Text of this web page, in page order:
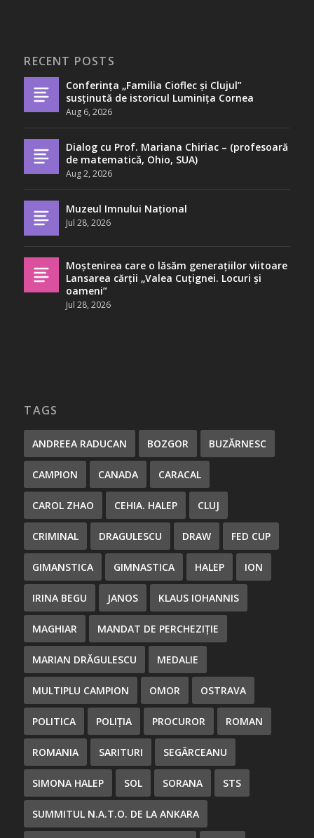
RECENT POSTS
Conferința „Familia Cioflec și Clujul”
susținută de istoricul Luminița Cornea
Aug 6, 2026
Dialog cu Prof. Mariana Chiriac – (profesoară
de matematică, Ohio, SUA)
Aug 2, 2026
Muzeul Imnului Național
Jul 28, 2026
Moștenirea care o lăsăm generațiilor viitoare
Lansarea cărții „Valea Cuțignei. Locuri și
oameni”
Jul 28, 2026
TAGS
ANDREEA RADUCAN BOZGOR BUZĂRNESC
CAMPION CANADA CARACAL
CAROL ZHAO CEHIA. HALEP CLUJ
CRIMINAL DRAGULESCU DRAW FED CUP
GIMANSTICA GIMNASTICA HALEP ION
IRINA BEGU JANOS KLAUS IOHANNIS
MAGHIAR MANDAT DE PERCHEZIȚIE
MARIAN DRĂGULESCU MEDALIE
MULTIPLU CAMPION OMOR OSTRAVA
POLITICA POLIȚIA PROCUROR ROMAN
ROMANIA SARITURI SEGĂRCEANU
SIMONA HALEP SOL SORANA STS
SUMMITUL N.A.T.O. DE LA ANKARA